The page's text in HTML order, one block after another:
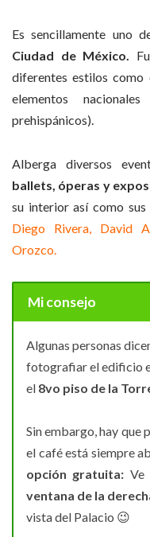
Es sencillamente uno
Ciudad de México.
diferentes estilos
elementos
prehispánicos).
Alberga diversos
ballets, óperas y
su interior así como
Diego Rivera, David
Orozco.
Mi consejo
Algunas personas
fotografiar el edificio
el 8vo piso de la
Sin embargo, hay que
el café está siempre
opción gratuita: Ve
ventana de la
vista del Palacio 😉